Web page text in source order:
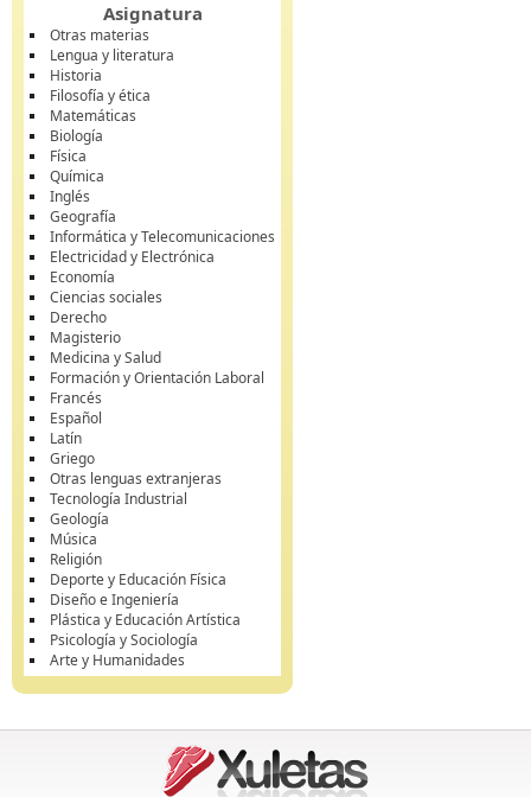
Asignatura
Otras materias
Lengua y literatura
Historia
Filosofía y ética
Matemáticas
Biología
Física
Química
Inglés
Geografía
Informática y Telecomunicaciones
Electricidad y Electrónica
Economía
Ciencias sociales
Derecho
Magisterio
Medicina y Salud
Formación y Orientación Laboral
Francés
Español
Latín
Griego
Otras lenguas extranjeras
Tecnología Industrial
Geología
Música
Religión
Deporte y Educación Física
Diseño e Ingeniería
Plástica y Educación Artística
Psicología y Sociología
Arte y Humanidades